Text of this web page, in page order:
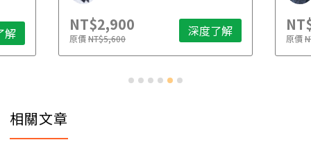
解 NT$2,900
原價NT$5,600 深度了解 原價
相關文章